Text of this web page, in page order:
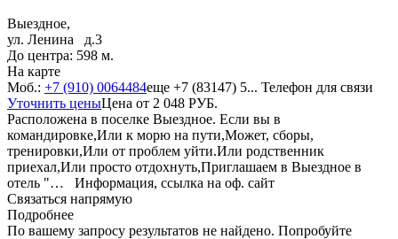
Выездное,
ул. Ленина д.3
До центра: 598 м.
На карте
Моб.: +7 (910) 0064484еще +7 (83147) 5... Телефон для связи
Уточнить ценыЦена от 2 048 РУБ.
Расположена в поселке Выездное. Если вы в
командировке,Или к морю на пути,Может, сборы,
тренировки,Или от проблем уйти.Или родственник
приехал,Или просто отдохнуть,Приглашаем в Выездное в
отель "… Информация, ссылка на оф. сайт
Связаться напрямую
Подробнее
По вашему запросу результатов не найдено. Попробуйте